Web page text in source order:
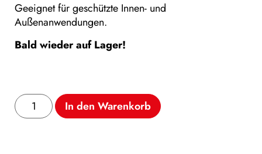
Geeignet für geschützte Innen- und
Außenanwendungen.
Bald wieder auf Lager!
In den Warenkorb